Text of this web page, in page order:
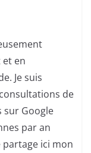
et en
Je suis
de
sur Google
par an
ici mon